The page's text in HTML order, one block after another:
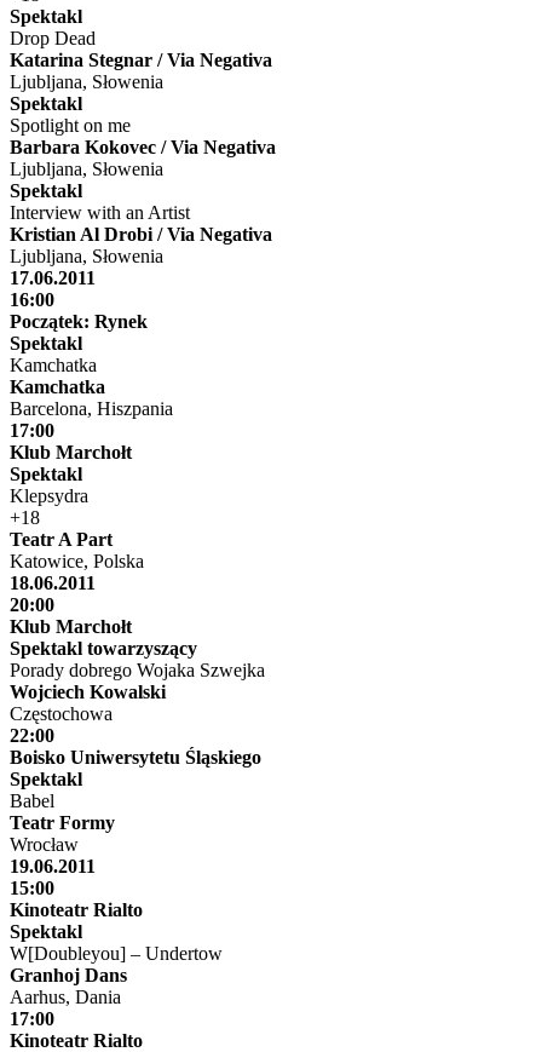
Spektakl
Drop Dead
Katarina Stegnar / Via Negativa
Ljubljana, Słowenia
Spektakl
Spotlight on me
Barbara Kokovec / Via Negativa
Ljubljana, Słowenia
Spektakl
Interview with an Artist
Kristian Al Drobi / Via Negativa
Ljubljana, Słowenia
17.06.2011
16:00
Początek: Rynek
Spektakl
Kamchatka
Kamchatka
Barcelona, Hiszpania
17:00
Klub Marchołt
Spektakl
Klepsydra
+18
Teatr A Part
Katowice, Polska
18.06.2011
20:00
Klub Marchołt
Spektakl towarzyszący
Porady dobrego Wojaka Szwejka
Wojciech Kowalski
Częstochowa
22:00
Boisko Uniwersytetu Śląskiego
Spektakl
Babel
Teatr Formy
Wrocław
19.06.2011
15:00
Kinoteatr Rialto
Spektakl
W[Doubleyou] – Undertow
Granhoj Dans
Aarhus, Dania
17:00
Kinoteatr Rialto